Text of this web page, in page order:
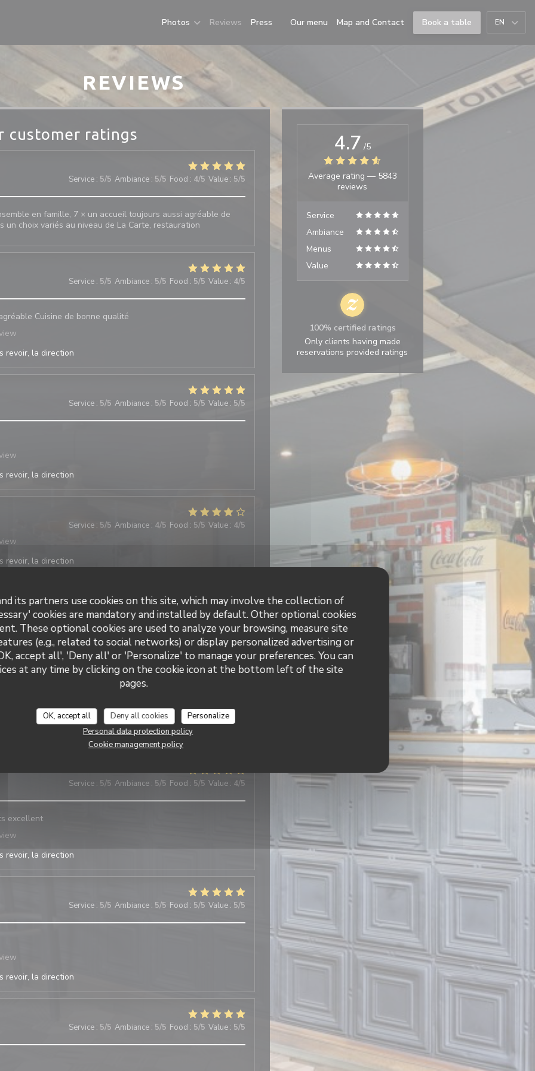
its partners use cookies on this site, which may involve the collection of
cookies are mandatory and installed by default. Other optional cookies
These optional cookies are used to analyze your browsing, measure site
(e.g., related to social networks) or display personalized advertising or
accept all', 'Deny all' or 'Personalize' to manage your preferences. You can
at any time by clicking on the cookie icon at the bottom left of the site
pages.
OK, accept all Deny all cookies
Personalize
Personal data protection policy
Cookie management policy
Photos Reviews Press ((opens in a new window))
Our menu ((opens in a new window))
Map and Contact Book a table EN
REVIEWS
customer ratings
Service: 5/5 Ambiance: 5/5 Food : 4/5 Value: 5/5
en famille, 7 × un accueil toujours aussi agréable de
un choix variés au niveau de La Carte, restauration
Service: 5/5 Ambiance: 5/5 Food : 5/5 Value: 4/5
Cuisine de bonne qualité
revoir, la direction
Service: 5/5 Ambiance: 5/5 Food : 5/5 Value: 5/5
revoir, la direction
Service: 5/5 Ambiance: 4/5 Food : 5/5 Value: 4/5
revoir, la direction
Service:4/5 Ambiance: 4/5 Food:4 /5 Value:5/5
revoir, la direction
la direction
Service: 5/5 Ambiance: 5/5 Food : 5/5 Value: 4/5
excellent
revoir, la direction
Service: 5/5 Ambiance: 5/5 Food : 5/5 Value: 5/5
revoir, la direction
Service: 5/5 Ambiance: 5/5 Food : 5/5 Value: 5/5
4.7 /5
Average rating — 5843
reviews
Service
Ambiance
Menus
Value
100% certified ratings
Only clients having made
reservations provided ratings